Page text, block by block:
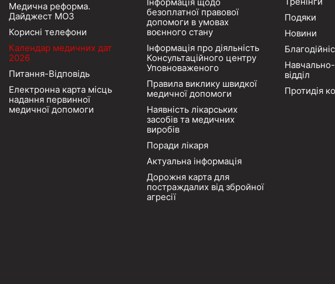
Медична реформа.
Дайджест МОЗ
Корисні телефони
Календар медичних дат
2026
Питання-Відповідь
Електронна карта місць
надання первинної
медичної допомоги
безоплатної правової
допомоги в умовах
воєнного стану
Інформація про діяльність
Консультаційного центру
Уповноваженого
Правила виклику швидкої
медичної допомоги
Наявність лікарських
засобів та медичних
виробів
Поради лікаря
Актуальна інформація
Дорожня карта для
постраждалих від збройної
агресії
Подяки
Новини
відділ
Протидія